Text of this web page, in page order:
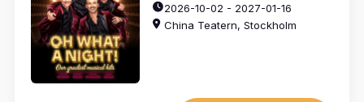
2026-10-02 - 2027-01-16
China Teatern, Stockholm